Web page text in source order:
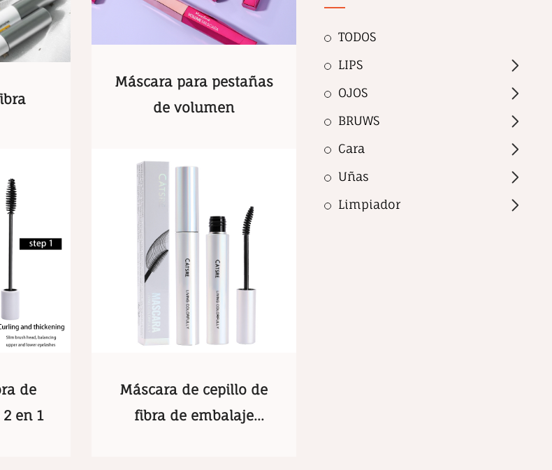
Máscara para pestañas
de volumen
de
en 1
Máscara de cepillo de
fibra de embalaje
TODOS
LIPS
OJOS
BRUWS
Cara
Uñas
Limpiador